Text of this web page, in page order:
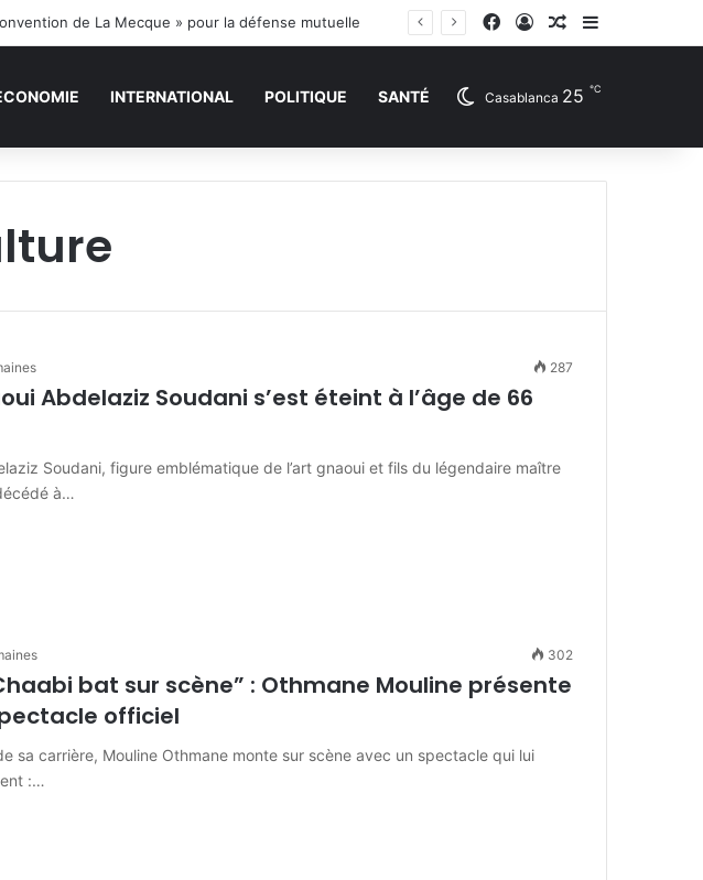
de La Mecque » pour la défense mutuelle Facebook
Connexion
Article Aléatoire
Sidebar
INTERNATIONAL POLITIQUE SANTÉ Casablanca 25 ℃
287
Abdelaziz Soudani s’est éteint à l’âge de 66
Soudani, figure emblématique de l’art gnaoui et fils du légendaire maître
à…
302
bat sur scène” : Othmane Mouline présente
officiel
sa carrière, Mouline Othmane monte sur scène avec un spectacle qui lui
:…